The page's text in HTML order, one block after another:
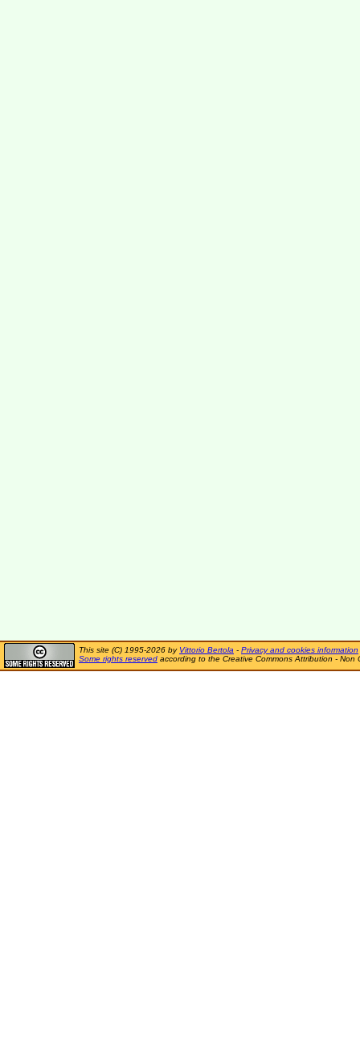
This site (C) 1995-2026 by Vittorio Bertola - Privacy and cookies information
Some rights reserved according to the Creative Commons Attribution - Non